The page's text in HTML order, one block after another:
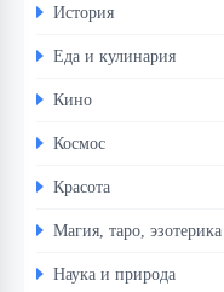
История
Еда и кулинария
Кино
Космос
Красота
Магия, таро, эзотерика
Наука и природа